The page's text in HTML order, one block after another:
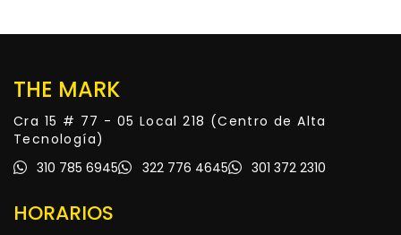
THE MARK
Cra 15 # 77 - 05 Local 218 (Centro de Alta
Tecnología)
310 785 6945
322 776 4645 301 372 2310
HORARIOS